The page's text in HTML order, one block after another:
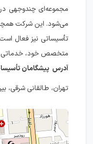
مجموعه‌ای چندوجهی
می‌شود. این شرکت
تأسیساتی نیز فعال
متخصص خود، خدماتی
آدرس پیشگامان
تهران، طالقانی شرقی،